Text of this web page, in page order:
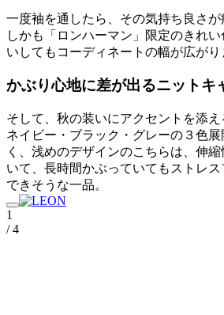
一度袖を通したら、その気持ち良さが
しかも「ロンハーマン」限定のきれ
いしてもコーディネートの幅が広がり
かぶり心地に差が出るニットキ
そして、秋の装いにアクセントを添え
ネイビー・ブラック・グレーの３色
く、浅めのデザインのこちらは、伸
いて、長時間かぶっていてもストレ
できそうな一品。
1
/ 4